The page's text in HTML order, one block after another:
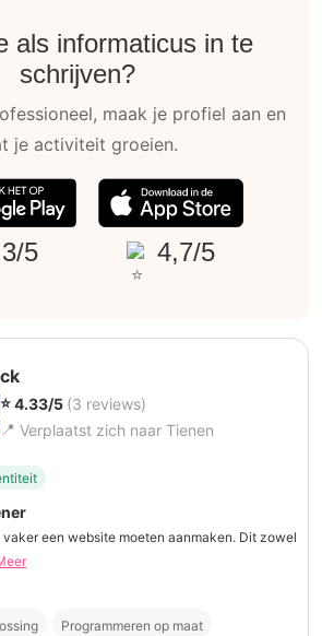
als informaticus in te
schrijven?
maak je profiel aan en
je activiteit groeien.
5 4,7/5
4.33/5 (3 reviews)
Verplaatst zich naar Tienen
een website moeten aanmaken. Dit zowel
Programmeren op maat